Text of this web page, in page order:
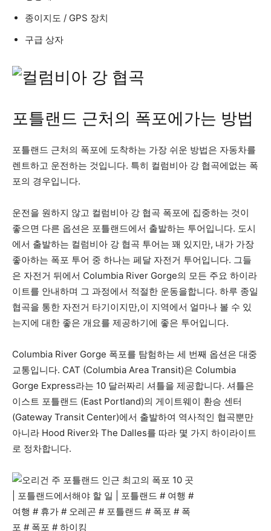
종이지도 / GPS 장치
구급 상자
포틀랜드 근처의 폭포에가는 방법
포틀랜드 근처의 폭포에 도착하는 가장 쉬운 방법은 자동차를
렌트하고 운전하는 것입니다. 특히 컬럼비아 강 협곡에없는 폭
포의 경우입니다.
운전을 원하지 않고 컬럼비아 강 협곡 폭포에 집중하는 것이
좋으면 다른 옵션은 포틀랜드에서 출발하는 투어입니다. 도시
에서 출발하는 컬럼비아 강 협곡 투어는 꽤 있지만, 내가 가장
좋아하는 폭포 투어 중 하나는 페달 자전거 투어입니다. 그들
은 자전거 뒤에서 Columbia River Gorge의 모든 주요 하이라
이트를 안내하며 그 과정에서 적절한 운동을합니다. 하루 종일
협곡을 통한 자전거 타기이지만,이 지역에서 얼마나 볼 수 있
는지에 대한 좋은 개요를 제공하기에 좋은 투어입니다.
Columbia River Gorge 폭포를 탐험하는 세 번째 옵션은 대중
교통입니다. CAT (Columbia Area Transit)은 Columbia
Gorge Express라는 10 달러짜리 셔틀을 제공합니다. 셔틀은
이스트 포틀랜드 (East Portland)의 게이트웨이 환승 센터
(Gateway Transit Center)에서 출발하여 역사적인 협곡뿐만
아니라 Hood River와 The Dalles를 따라 몇 가지 하이라이트
로 정차합니다.